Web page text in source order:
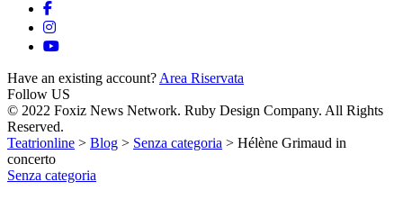
Have an existing account? Area Riservata
Follow US
© 2022 Foxiz News Network. Ruby Design Company. All Rights
Reserved.
Teatrionline > Blog > Senza categoria > Hélène Grimaud in
concerto
Senza categoria